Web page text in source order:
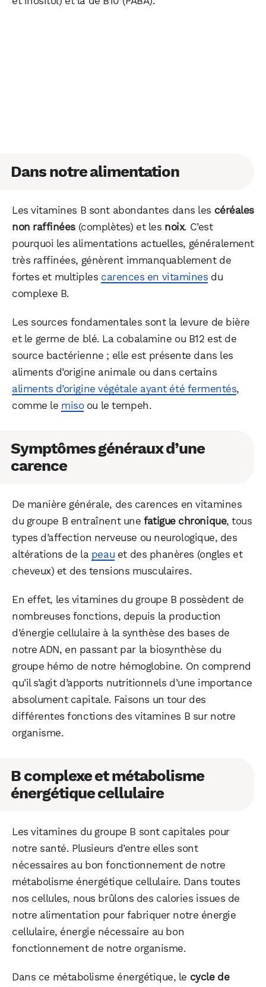
Dans notre alimentation
Les vitamines B sont abondantes dans les céréales
non raffinées(complètes) et les noix. C’est
pourquoi les alimentations actuelles, généralement
très raffinées, génèrent immanquablement de
fortes et multiples carences en vitamines du
complexe B.
Les sources fondamentales sont la levure de bière
et le germe de blé. La cobalamine ou B12 est de
source bactérienne ; elle est présente dans les
aliments d’origine animale ou dans certains
aliments d’origine végétale ayant été fermentés,
comme le misoou le tempeh.
Symptômes généraux d’une
carence
De manière générale, des carences en vitamines
du groupe B entraînent unefatigue chronique, tous
types d’affection nerveuse ou neurologique, des
altérations de la peau et des phanères (ongles et
cheveux) et des tensions musculaires.
En effet, les vitamines du groupe B possèdent de
nombreuses fonctions, depuis la production
d’énergie cellulaire à la synthèse des bases de
notre ADN, en passant par la biosynthèse du
groupe hémo de notre hémoglobine. On comprend
qu’il s’agit d’apports nutritionnels d’une importance
absolument capitale. Faisons un tour des
différentes fonctions des vitamines B sur notre
organisme.
B complexe et métabolisme
énergétique cellulaire
Les vitamines du groupe B sont capitales pour
notre santé. Plusieurs d’entre elles sont
nécessaires au bon fonctionnement de notre
métabolisme énergétique cellulaire. Dans toutes
nos cellules, nous brûlons des calories issues de
notre alimentation pour fabriquer notre énergie
cellulaire, énergie nécessaire au bon
fonctionnement de notre organisme.
Dans ce métabolisme énergétique, le cycle de